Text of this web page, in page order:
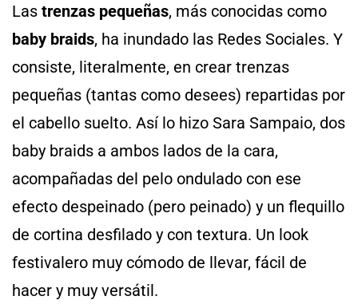
Las trenzas pequeñas, más conocidas como
baby braids, ha inundado las Redes Sociales. Y
consiste, literalmente, en crear trenzas
pequeñas (tantas como desees) repartidas por
el cabello suelto. Así lo hizo Sara Sampaio, dos
baby braids a ambos lados de la cara,
acompañadas del pelo ondulado con ese
efecto despeinado (pero peinado) y un flequillo
de cortina desfilado y con textura. Un look
festivalero muy cómodo de llevar, fácil de
hacer y muy versátil.